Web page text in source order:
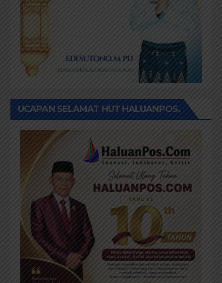
UCAPAN SELAMAT HUT HALUANPOS.